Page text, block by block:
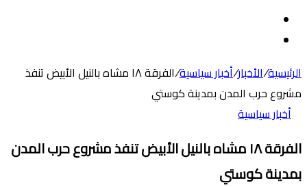
الرئيسية/الأخبار/أخبار سياسية/
الفرقة ١٨ مشاه بالنيل الأبيض تنفذ
مشروع حرب المدن بمدينة كوستي
أخبار سياسية
الفرقة ١٨ مشاه بالنيل الأبيض تنفذ مشروع حرب المدن
بمدينة كوستي